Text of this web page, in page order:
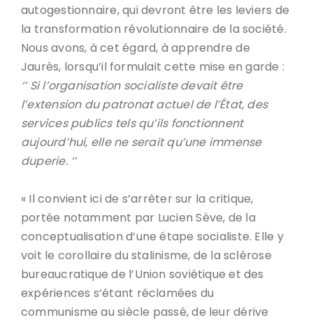
autogestionnaire, qui devront être les leviers de
la transformation révolutionnaire de la société.
Nous avons, à cet égard, à apprendre de
Jaurès, lorsqu’il formulait cette mise en garde :
‘’ Si l’organisation socialiste devait être
l’extension du patronat actuel de l’État, des
services publics tels qu’ils fonctionnent
aujourd’hui, elle ne serait qu’une immense
duperie. ‘’
« Il convient ici de s’arrêter sur la critique,
portée notamment par Lucien Sève, de la
conceptualisation d’une étape socialiste. Elle y
voit le corollaire du stalinisme, de la sclérose
bureaucratique de l’Union soviétique et des
expériences s’étant réclamées du
communisme au siècle passé, de leur dérive